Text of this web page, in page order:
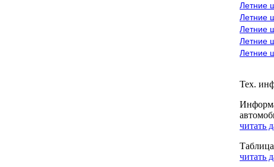
Летние
Летние
Летние
Летние
Летние
Тех.
читать
читать